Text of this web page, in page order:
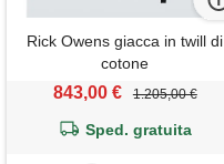
Rick Owens giacca in twill di
cotone
843,00 € 1.205,00 €
Sped. gratuita